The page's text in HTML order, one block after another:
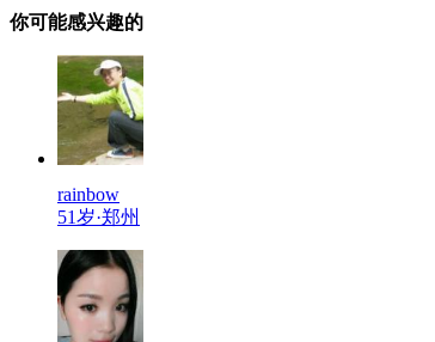
你可能感兴趣的
rainbow
51岁·郑州